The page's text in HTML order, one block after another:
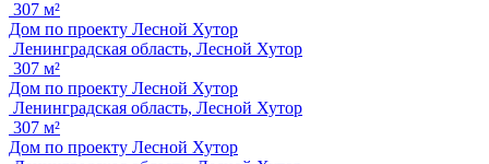
307 м²
Дом по проекту Лесной Хутор
Ленинградская область, Лесной Хутор
307 м²
Дом по проекту Лесной Хутор
Ленинградская область, Лесной Хутор
307 м²
Дом по проекту Лесной Хутор